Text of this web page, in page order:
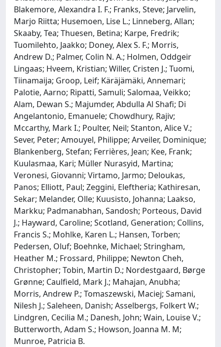
Blakemore, Alexandra I. F.; Franks, Steve; Jarvelin,
Marjo Riitta; Husemoen, Lise L.; Linneberg, Allan;
Skaaby, Tea; Thuesen, Betina; Karpe, Fredrik;
Tuomilehto, Jaakko; Doney, Alex S. F.; Morris,
Andrew D.; Palmer, Colin N. A.; Holmen, Oddgeir
Lingaas; Hveem, Kristian; Willer, Cristen J.; Tuomi,
Tiinamaija; Groop, Leif; Käräjämäki, Annemari;
Palotie, Aarno; Ripatti, Samuli; Salomaa, Veikko;
Alam, Dewan S.; Majumder, Abdulla Al Shafi; Di
Angelantonio, Emanuele; Chowdhury, Rajiv;
Mccarthy, Mark I.; Poulter, Neil; Stanton, Alice V.;
Sever, Peter; Amouyel, Philippe; Arveiler, Dominique;
Blankenberg, Stefan; Ferrières, Jean; Kee, Frank;
Kuulasmaa, Kari; Müller Nurasyid, Martina;
Veronesi, Giovanni; Virtamo, Jarmo; Deloukas,
Panos; Elliott, Paul; Zeggini, Eleftheria; Kathiresan,
Sekar; Melander, Olle; Kuusisto, Johanna; Laakso,
Markku; Padmanabhan, Sandosh; Porteous, David
J.; Hayward, Caroline; Scotland, Generation; Collins,
Francis S.; Mohlke, Karen L.; Hansen, Torben;
Pedersen, Oluf; Boehnke, Michael; Stringham,
Heather M.; Frossard, Philippe; Newton Cheh,
Christopher; Tobin, Martin D.; Nordestgaard, Børge
Grønne; Caulfield, Mark J.; Mahajan, Anubha;
Morris, Andrew P.; Tomaszewski, Maciej; Samani,
Nilesh J.; Saleheen, Danish; Asselbergs, Folkert W.;
Lindgren, Cecilia M.; Danesh, John; Wain, Louise V.;
Butterworth, Adam S.; Howson, Joanna M. M;
Munroe, Patricia B.